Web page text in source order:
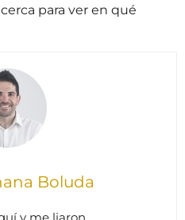
para ver en qué
Boluda